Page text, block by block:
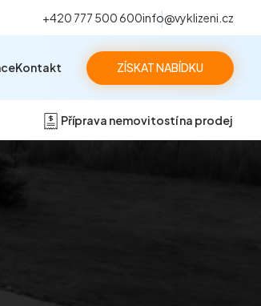
+420 777 500 600info@vyklizeni.cz
ZÍSKAT NABÍDKU
Příprava nemovitostí na prodej
Kontakt